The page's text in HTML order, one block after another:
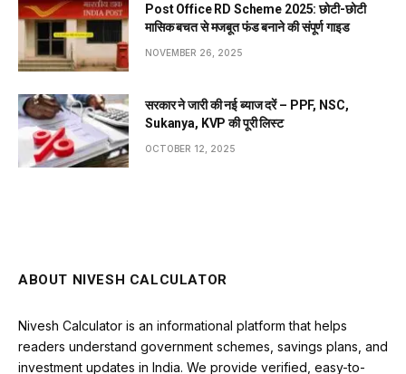
Post Office RD Scheme 2025: छोटी-छोटी
मासिक बचत से मजबूत फंड बनाने की संपूर्ण गाइड
NOVEMBER 26, 2025
सरकार ने जारी की नई ब्याज दरें – PPF, NSC,
Sukanya, KVP की पूरी लिस्ट
OCTOBER 12, 2025
ABOUT NIVESH CALCULATOR
Nivesh Calculator is an informational platform that helps
readers understand government schemes, savings plans, and
investment updates in India. We provide verified, easy-to-